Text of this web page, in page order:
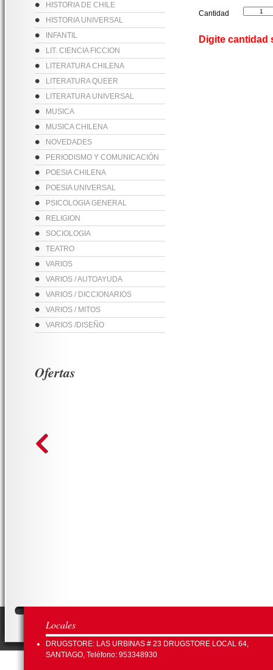
HISTORIA DE CHILE
HISTORIA UNIVERSAL
INFANTIL
LIT. CIENCIA FICCION
LITERATURA CHILENA
LITERATURA QUEER
LITERATURA UNIVERSAL
MUSICA
MUSICA CHILENA
NOVEDADES
PERIODISMO Y COMUNICACIÓN
POESIA CHILENA
POESIA UNIVERSAL
PSICOLOGIA GENERAL
RELIGION
SOCIOLOGIA
TEATRO
VARIOS
VARIOS / AUTOAYUDA
VARIOS / DICCIONARIOS
VARIOS / MITOS
VARIOS /DISEÑO
Cantidad
Digite
Ofertas
Locales
DRUGSTORE: LAS URBINAS # 23 DRUGSTORE LOCAL 64,
SANTIAGO, Teléfono: 953348930